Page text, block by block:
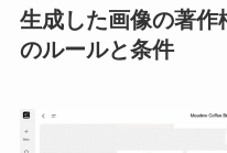
生成した画像の著作
のルールと条件